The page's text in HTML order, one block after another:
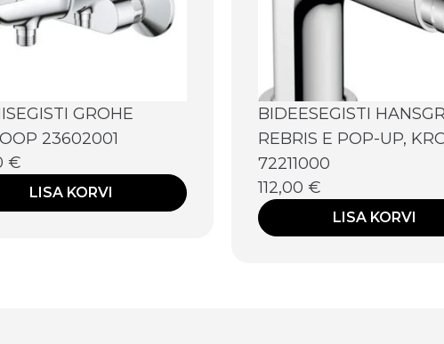
GROHE
23602001
€
LISA KORVI
BIDEESEGISTI
REBRIS E POP-UP,
72211000
112,00 €
LISA KORVI